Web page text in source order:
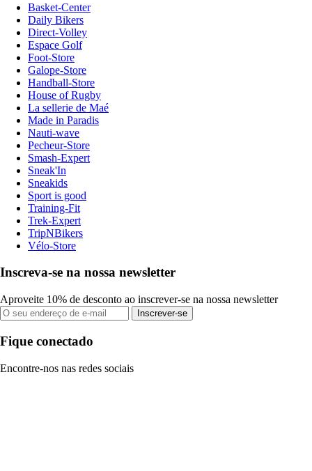
Basket-Center
Daily Bikers
Direct-Volley
Espace Golf
Foot-Store
Galope-Store
Handball-Store
House of Rugby
La sellerie de Maé
Made in Paradis
Nauti-wave
Pecheur-Store
Smash-Expert
Sneak'In
Sneakids
Sport is good
Training-Fit
Trek-Expert
TripNBikers
Vélo-Store
Inscreva-se na nossa newsletter
Aproveite 10% de desconto ao inscrever-se na nossa newsletter
Inscrever-se
Fique conectado
Encontre-nos nas redes sociais